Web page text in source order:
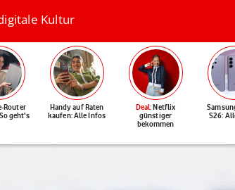
Kultur
Router
geht's
Handy auf Raten
kaufen: Alle Infos
Deal: Netflix
günstiger
bekommen
S26: